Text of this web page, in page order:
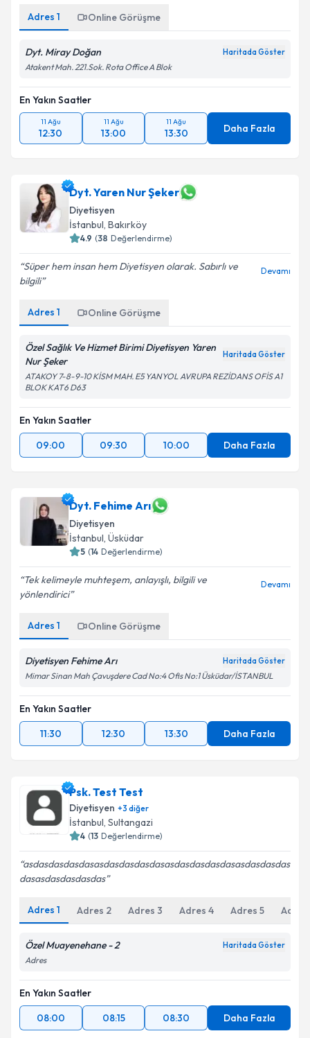
Adres 1 Online Görüşme
Dyt. Miray Doğan Haritada Göster
Atakent Mah. 221.Sok. Rota Office A Blok
En Yakın Saatler
11 Ağu
12:30
11 Ağu
13:00
11 Ağu
13:30 Daha Fazla
Dyt. Yaren Nur Şeker
Diyetisyen
İstanbul, Bakırköy
4.9 (38 Değerlendirme)
Süper hem insan hem Diyetisyen olarak. Sabırlı ve
bilgili
Devamı
Adres 1 Online Görüşme
Özel Sağlık Ve Hizmet Birimi Diyetisyen Yaren
Nur Şeker
Haritada Göster
ATAKOY 7-8-9-10 KİSM MAH. E5 YANYOL AVRUPA REZİDANS OFİS A1
BLOK KAT6 D63
En Yakın Saatler
09:00
09:30 10:00 Daha Fazla
Dyt. Fehime Arı
Diyetisyen
İstanbul, Üsküdar
5 (14 Değerlendirme)
Tek kelimeyle muhteşem, anlayışlı, bilgili ve
yönlendirici
Devamı
Adres 1 Online Görüşme
Diyetisyen Fehime Arı Haritada Göster
Mimar Sinan Mah Çavuşdere Cad No:4 Ofis No:1 Üsküdar/İSTANBUL
En Yakın Saatler
11:30
12:30 13:30 Daha Fazla
Psk. Test Test
Diyetisyen +3 diğer
İstanbul, Sultangazi
4 (13 Değerlendirme)
asdasdasdasdasasdasdasdasdasasdasdasdasdasasdasdasdas
dasasdasdasdasdas
Adres 1 Adres 2 Adres 3 Adres 4 Adres 5 Adres
Özel Muayenehane - 2 Haritada Göster
Adres
En Yakın Saatler
08:00
08:15 08:30 Daha Fazla